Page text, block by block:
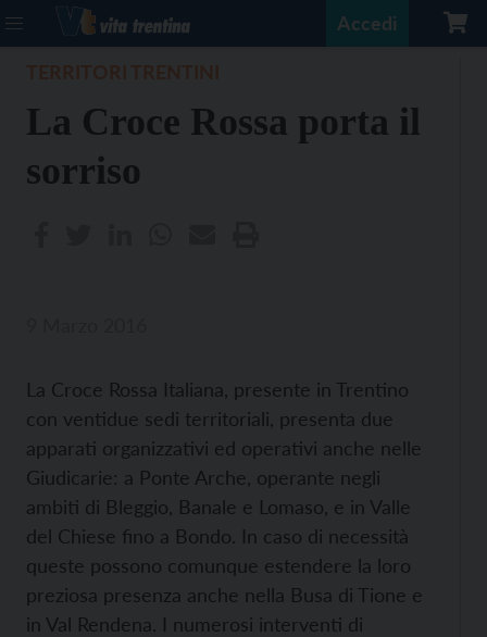
Accedi
La Croce Rossa porta il
sorriso
La Croce Rossa Italiana, presente in Trentino
con ventidue sedi territoriali, presenta due
apparati organizzativi ed operativi anche nelle
Giudicarie: a Ponte Arche, operante negli
ambiti di Bleggio, Banale e Lomaso, e in Valle
del Chiese fino a Bondo. In caso di necessità
queste possono comunque estendere la loro
preziosa presenza anche nella Busa di Tione e
in Val Rendena. I numerosi interventi di